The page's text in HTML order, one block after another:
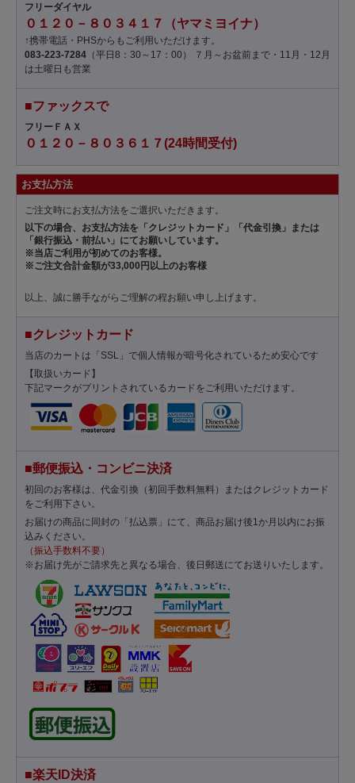
フリーダイヤル
０１２０－８０３４１７（ヤマミヨイナ）
↑携帯電話・PHSからもご利用いただけます。
083-223-7284 （平日8：30～17：00） ７月～お盆前まで・11月・12月
は土曜日も営業
■ファックスで
フリーＦＡＸ
０１２０－８０３６１７(24時間受付)
お支払方法
ご注文時にお支払方法をご選択いただきます。
以下の場合、お支払方法を「クレジットカード」「代金引換」または
「銀行振込・前払い」にてお願いしています。
※当店ご利用が初めてのお客様。
※ご注文合計金額が33,000円以上のお客様
以上、誠に勝手ながらご理解の程お願い申し上げます。
■クレジットカード
当店のカートは「SSL」で個人情報が暗号化されているため安心です
【取扱いカード】
下記マークがプリントされているカードをご利用いただけます。
■郵便振込・コンビニ決済
初回のお客様は、代金引換（初回手数料無料）またはクレジットカード
をご利用下さい。
お届けの商品に同封の「払込票」にて、商品お届け後1か月以内にお振
込みください。
（振込手数料不要）
※お届け先がご請求先と異なる場合、後日郵送にてお送りいたします。
■楽天ID決済